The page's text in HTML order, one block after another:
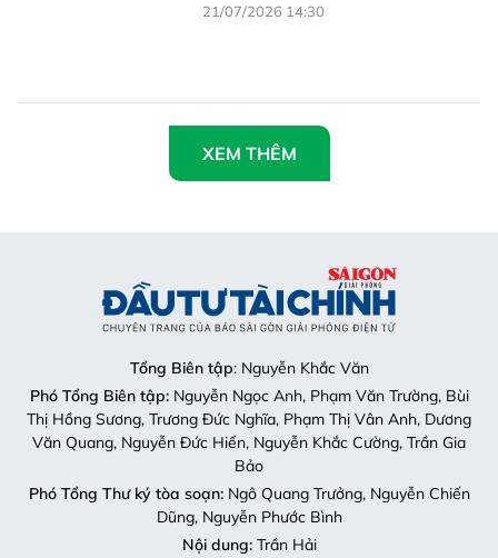
21/07/2026 14:30
XEM THÊM
Tổng Biên tập: Nguyễn Khắc Văn
Phó Tổng Biên tập:Nguyễn Ngọc Anh, Phạm Văn Trường, Bùi
Thị Hồng Sương, Trương Đức Nghĩa, Phạm Thị Vân Anh, Dương
Văn Quang, Nguyễn Đức Hiển, Nguyễn Khắc Cường, Trần Gia
Bảo
Phó Tổng Thư ký tòa soạn:Ngô Quang Trưởng, Nguyễn Chiến
Dũng, Nguyễn Phước Bình
Nội dung:Trần Hải